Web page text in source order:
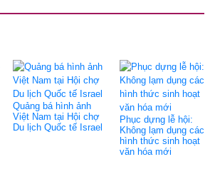
Quảng bá hình ảnh
Việt Nam tại Hội chợ
Du lịch Quốc tế Israel
Phục dựng lễ hội:
Không lạm dụng các
hình thức sinh hoạt
văn hóa mới